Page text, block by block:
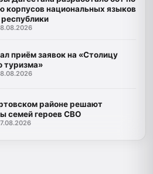
корпусов национальных языков
приём заявок на «Столицу
туризма»
районе решают
семей героев СВО